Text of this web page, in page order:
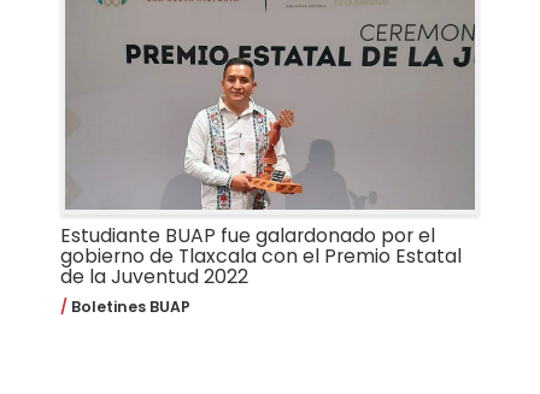
Estudiante BUAP fue galardonado por el
gobierno de Tlaxcala con el Premio Estatal
de la Juventud 2022
Boletines BUAP